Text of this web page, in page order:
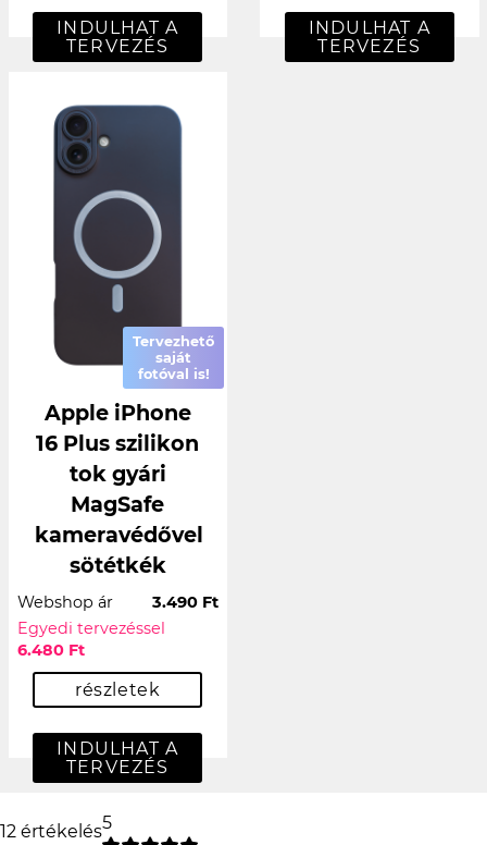
INDULHAT A
TERVEZÉS
INDULHAT A
TERVEZÉS
Tervezhető
saját
fotóval is!
Apple iPhone
16 Plus szilikon
tok gyári
MagSafe
kameravédővel
sötétkék
Webshop ár
3.490 Ft
Egyedi tervezéssel
6.480 Ft
részletek
INDULHAT A
TERVEZÉS
12 értékelés5